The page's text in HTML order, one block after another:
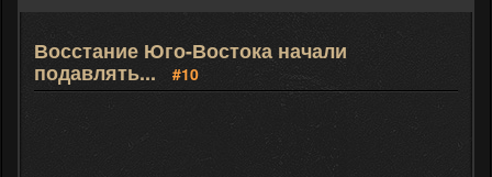
Восстание Юго-Востока начали
подавлять... #10